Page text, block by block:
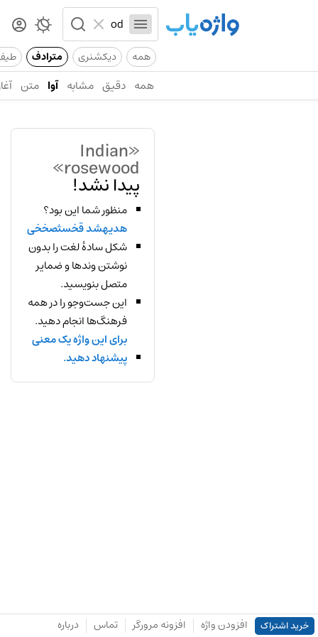
همه دیکشنری مترادف
همه دقیق مشابه آوا متن
«Indian
rosewood»
پیدا نشد!
منظور شما این بود؟
هدیهشد قخسثصخخی
شکل سادهٔ لغت را بدون
نوشتن وندها و ضمایر
متصل بنویسید.
این جست‌وجو را در همه
فرهنگ‌ها انجام دهید.
برای این واژه یک معنی
پیشنهاد دهید.
خرید اشتراک افزودن واژه افزونه مرورگر تماس درباره